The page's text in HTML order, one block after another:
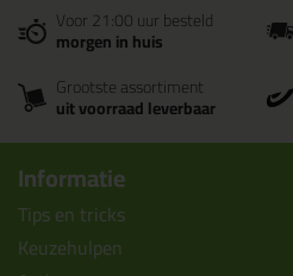
Voor 21:00 uur besteld
morgen in huis
Grootste assortiment
uit voorraad leverbaar
Informatie
Tips en tricks
Keuzehulpen